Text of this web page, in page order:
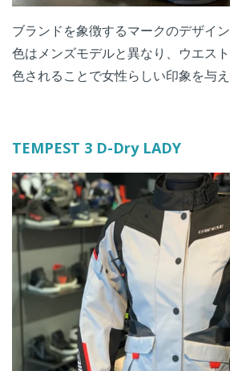
ブランドを象徴するマークのデザイ
色はメンズモデルと異なり、ウエス
色されることで女性らしい印象を与
TEMPEST 3 D-Dry LADY